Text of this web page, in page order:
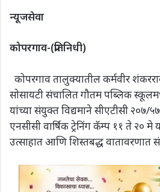
न्यूजसेवा
कोपरगाव-(प्रतिनिधी)
कोपरगाव तालुक्यातील कर्मवीर
सोसायटी संचालित गौतम पब्लिक
यांच्या संयुक्त विद्यमाने सीएटीसी २०७/५७
एनसीसी वार्षिक ट्रेनिंग कॅम्प ११ ते २०
उत्साहात आणि शिस्तबद्ध वातावरणात